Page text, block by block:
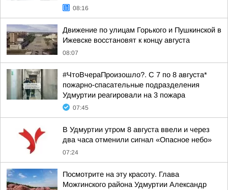
08:16
Движение по улицам Горького и Пушкинской в
Ижевске восстановят к концу августа
08:07
#ЧтоВчераПроизошло?. С 7 по 8 августа*
пожарно-спасательные подразделения
Удмуртии реагировали на 3 пожара
07:45
В Удмуртии утром 8 августа ввели и через
два часа отменили сигнал «Опасное небо»
07:24
Посмотрите на эту красоту. Глава
Можгинского района Удмуртии Александр